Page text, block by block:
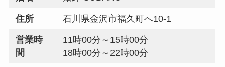
住所 石川県金沢市福久町へ10-1
営業時
間
11時00分～15時00分
18時00分～22時00分